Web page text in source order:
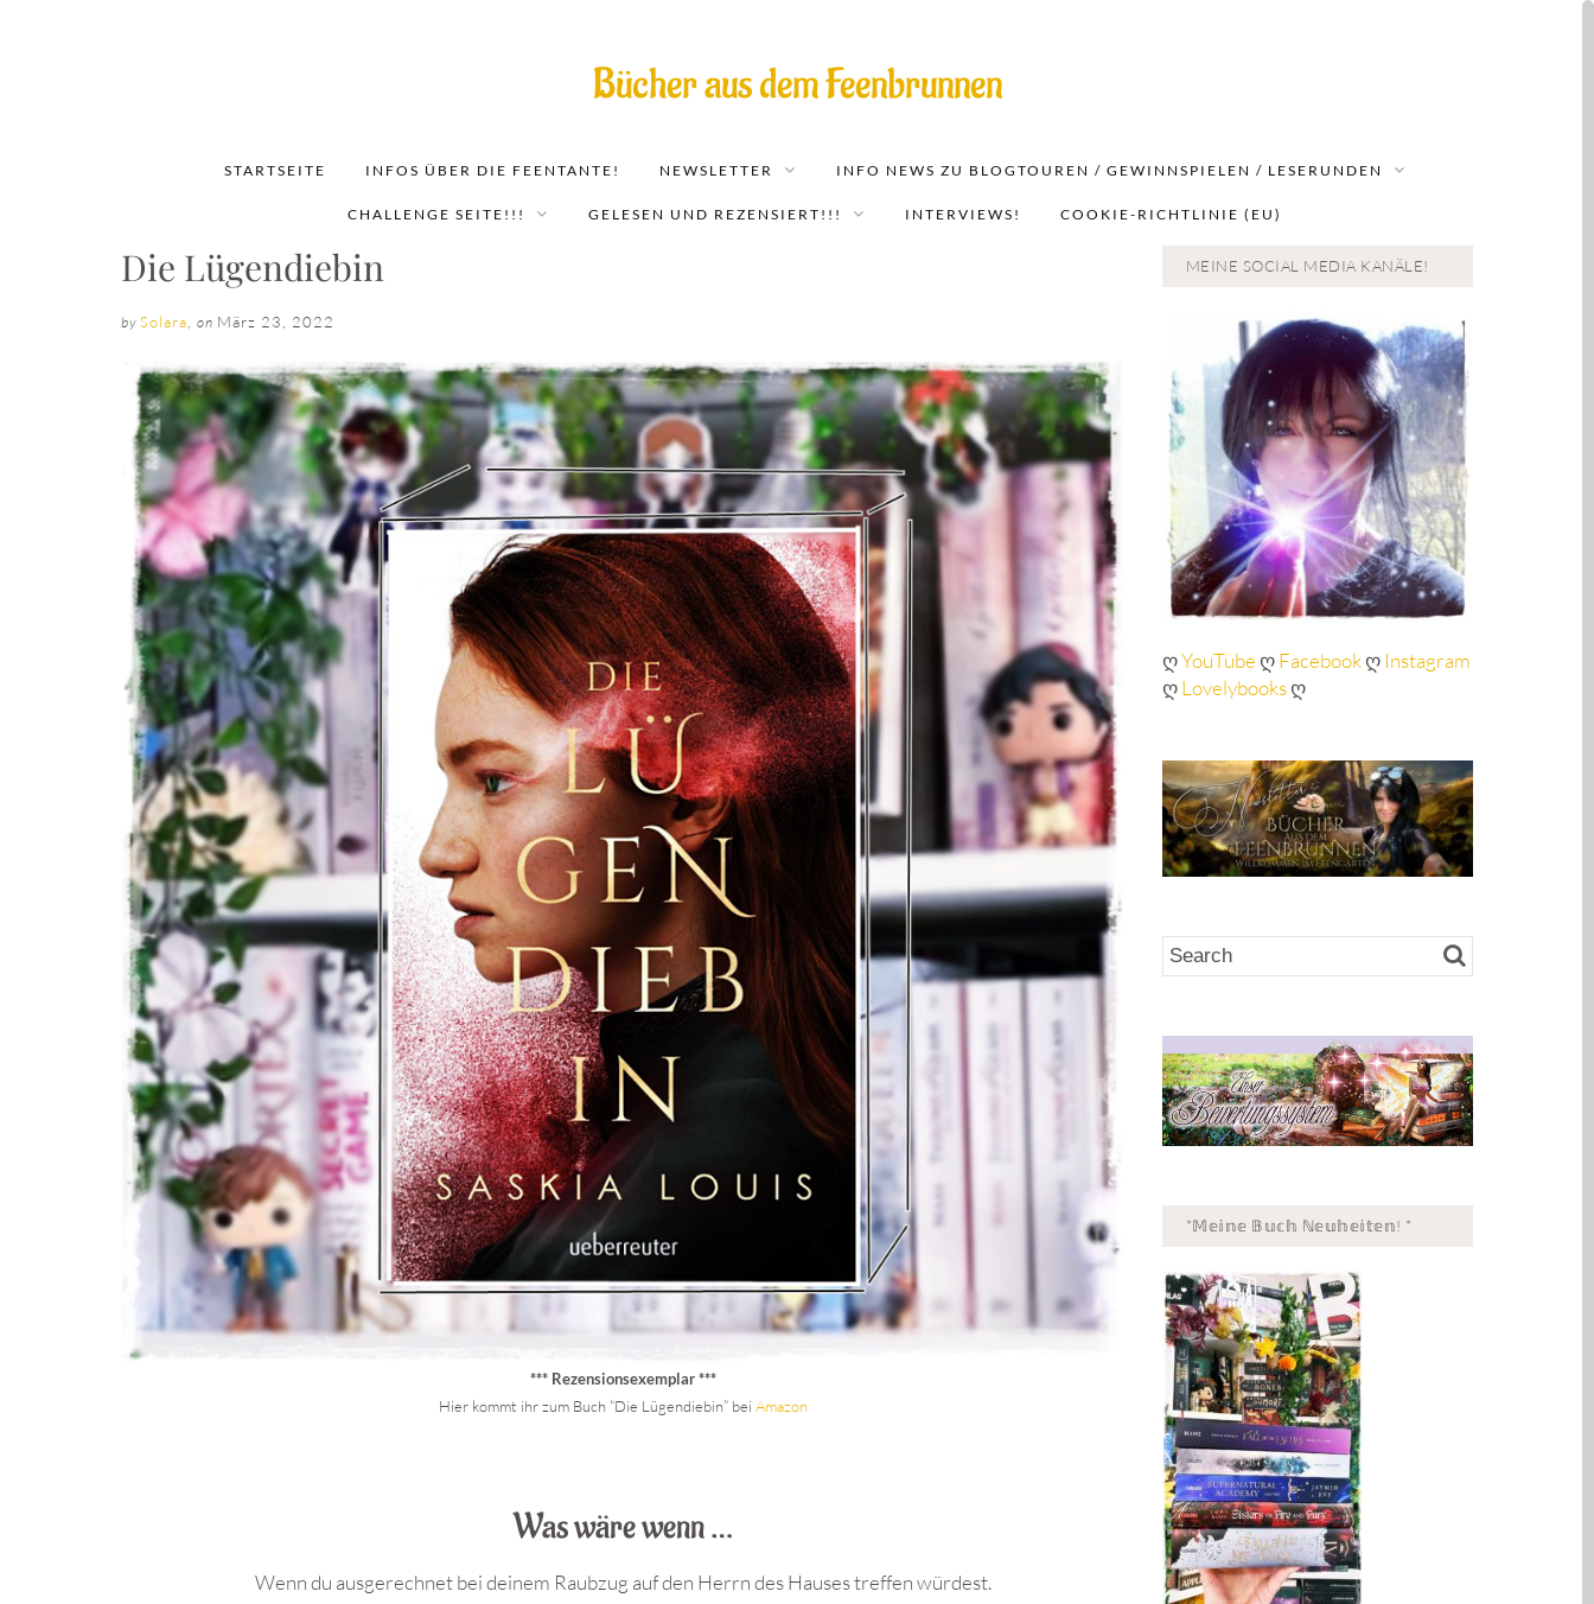
Bücher aus dem Feenbrunnen
STARTSEITE INFOS ÜBER DIE FEENTANTE! NEWSLETTER INFO NEWS ZU BLOGTOUREN / GEWINNSPIELEN / LESERUNDEN
CHALLENGE SEITE!!! GELESEN UND REZENSIERT!!! INTERVIEWS! COOKIE-RICHTLINIE (EU)
Die Lügendiebin
by Solara on März 23, 2022
*** Rezensionsexemplar ***
Hier kommt ihr zum Buch “Die Lügendiebin” bei Amazon
Was wäre wenn …
Wenn du ausgerechnet bei deinem Raubzug auf den Herrn des Hauses treffen würdest.
MEINE SOCIAL MEDIA KANÄLE!
ღYouTubeღFacebookღ Instagram
ღLovelybooksღ
*𝕄𝕖𝕚𝕟𝕖 𝔹𝕦𝕔𝕙 ℕ𝕖𝕦𝕙𝕖𝕚𝕥𝕖𝕟! *